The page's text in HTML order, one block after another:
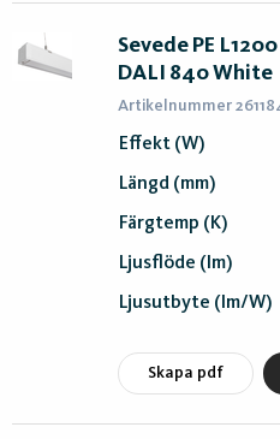
Sevede PE
DALI 840 White
Artikelnummer
Effekt (W)
Längd (mm)
Färgtemp (K)
Ljusflöde (lm)
Ljusutbyte (lm/W)
Skapa pdf